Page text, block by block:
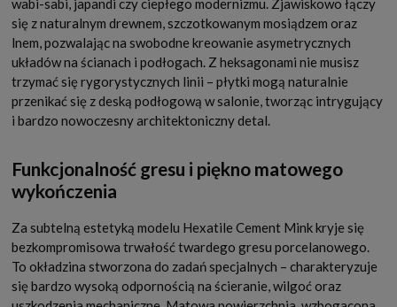
wabi-sabi, japandi czy ciepłego modernizmu. Zjawiskowo łączy
się z naturalnym drewnem, szczotkowanym mosiądzem oraz
lnem, pozwalając na swobodne kreowanie asymetrycznych
układów na ścianach i podłogach. Z heksagonami nie musisz
trzymać się rygorystycznych linii – płytki mogą naturalnie
przenikać się z deską podłogową w salonie, tworząc intrygujący
i bardzo nowoczesny architektoniczny detal.
Funkcjonalność gresu i piękno matowego
wykończenia
Za subtelną estetyką modelu Hexatile Cement Mink kryje się
bezkompromisowa trwałość twardego gresu porcelanowego.
To okładzina stworzona do zadań specjalnych – charakteryzuje
się bardzo wysoką odpornością na ścieranie, wilgoć oraz